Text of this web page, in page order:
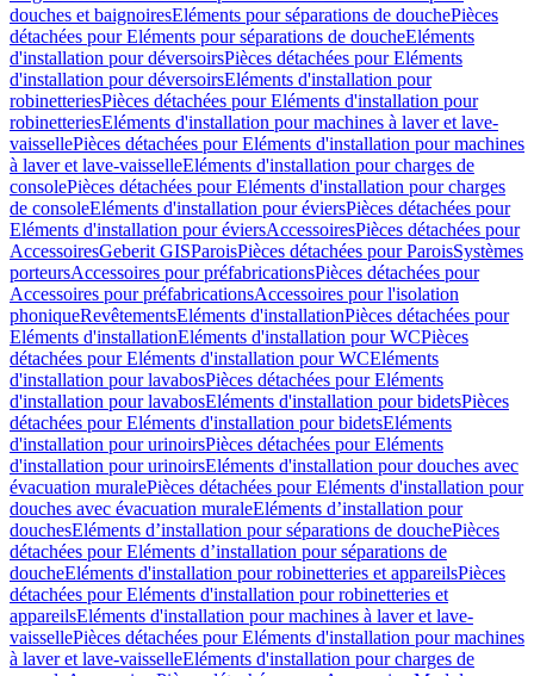
douches et baignoiresEléments pour séparations de douchePièces
détachées pour Eléments pour séparations de doucheEléments
d'installation pour déversoirsPièces détachées pour Eléments
d'installation pour déversoirsEléments d'installation pour
robinetteriesPièces détachées pour Eléments d'installation pour
robinetteriesEléments d'installation pour machines à laver et lave-
vaissellePièces détachées pour Eléments d'installation pour machines
à laver et lave-vaisselleEléments d'installation pour charges de
consolePièces détachées pour Eléments d'installation pour charges
de consoleEléments d'installation pour éviersPièces détachées pour
Eléments d'installation pour éviersAccessoiresPièces détachées pour
AccessoiresGeberit GISParoisPièces détachées pour ParoisSystèmes
porteursAccessoires pour préfabricationsPièces détachées pour
Accessoires pour préfabricationsAccessoires pour l'isolation
phoniqueRevêtementsEléments d'installationPièces détachées pour
Eléments d'installationEléments d'installation pour WCPièces
détachées pour Eléments d'installation pour WCEléments
d'installation pour lavabosPièces détachées pour Eléments
d'installation pour lavabosEléments d'installation pour bidetsPièces
détachées pour Eléments d'installation pour bidetsEléments
d'installation pour urinoirsPièces détachées pour Eléments
d'installation pour urinoirsEléments d'installation pour douches avec
évacuation muralePièces détachées pour Eléments d'installation pour
douches avec évacuation muraleEléments d’installation pour
douchesEléments d’installation pour séparations de douchePièces
détachées pour Eléments d’installation pour séparations de
doucheEléments d'installation pour robinetteries et appareilsPièces
détachées pour Eléments d'installation pour robinetteries et
appareilsEléments d'installation pour machines à laver et lave-
vaissellePièces détachées pour Eléments d'installation pour machines
à laver et lave-vaisselleEléments d'installation pour charges de